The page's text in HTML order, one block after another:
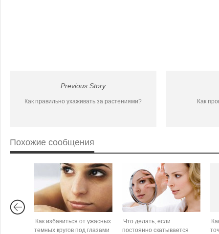
Previous Story
Как правильно ухаживать за растениями? Как
Похожие сообщения
Как избавиться от ужасных
темных кругов под глазами
Что делать, если
постоянно скатывается